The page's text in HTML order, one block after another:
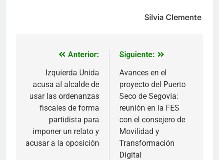
Silvia Clemente
Navegación
entradas
Anterior:
Izquierda Unida
acusa al alcalde de
usar las ordenanzas
fiscales de forma
partidista para
imponer un relato y
acusar a la oposición
Siguiente:
Avances en el
proyecto del Puerto
Seco de Segovia:
reunión en la FES
con el consejero de
Movilidad y
Transformación
Digital